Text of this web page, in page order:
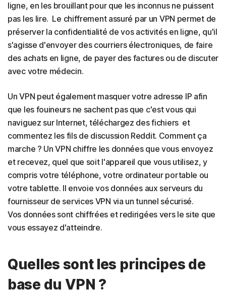
ligne, en les brouillant pour que les inconnus ne puissent
pas les lire. Le chiffrement assuré par un VPN permet de
préserver la confidentialité de vos activités en ligne, qu'il
s'agisse d'envoyer des courriers électroniques, de faire
des achats en ligne, de payer des factures ou de discuter
avec votre médecin.
Un VPN peut également masquer votre adresse IP afin
que les fouineurs ne sachent pas que c'est vous qui
naviguez sur Internet, téléchargez des fichiers et
commentez les fils de discussion Reddit. Comment ça
marche ? Un VPN chiffre les données que vous envoyez
et recevez, quel que soit l'appareil que vous utilisez, y
compris votre téléphone, votre ordinateur portable ou
votre tablette. Il envoie vos données aux serveurs du
fournisseur de services VPN via un tunnel sécurisé.
Vos données sont chiffrées et redirigées vers le site que
vous essayez d'atteindre.
Quelles sont les principes de
base du VPN ?